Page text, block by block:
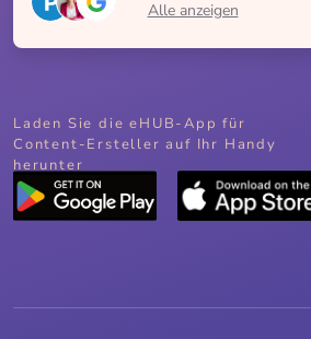
Alle anzeigen
Laden Sie die eHUB-App für
Content-Ersteller auf Ihr Handy
herunter